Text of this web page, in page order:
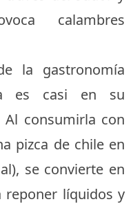
calambres
la gastronomía
es casi en su
consumirla con
pizca de chile en
se convierte en
reponer líquidos y